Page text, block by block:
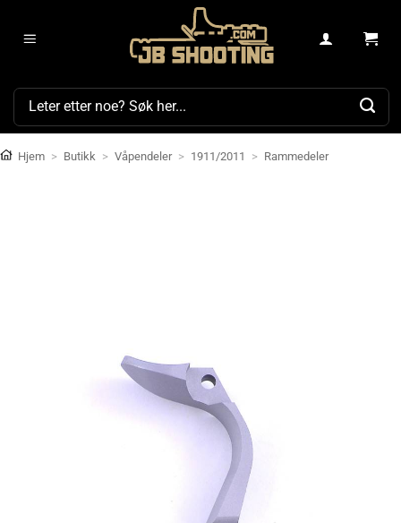
Søk
Hjem > Butikk > Våpendeler > 1911/2011 > Rammedeler